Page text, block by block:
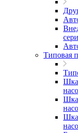
Типовая